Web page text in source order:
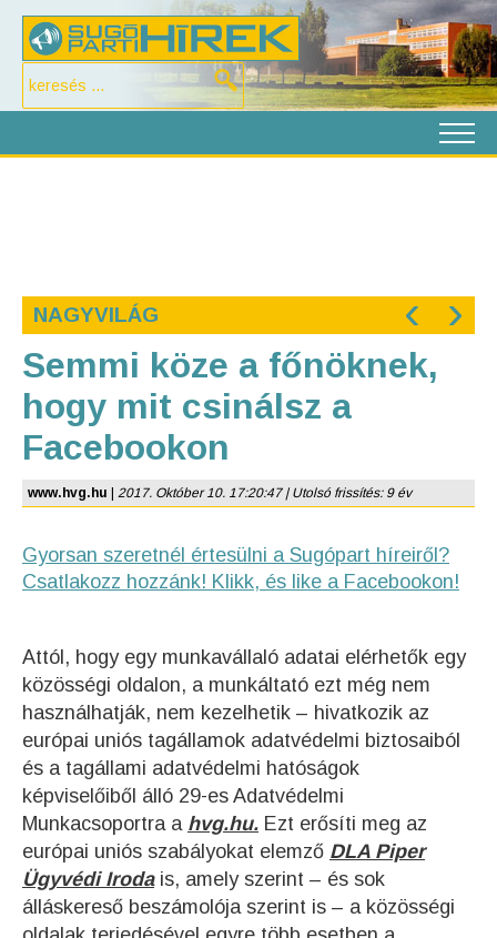
NAGYVILÁG ‹ ›
Semmi köze a főnöknek,
hogy mit csinálsz a
Facebookon
www.hvg.hu 2017. Október 10. 17:20:47 | Utolsó frissítés: 9 év
Gyorsan szeretnél értesülni a Sugópart híreiről?
Csatlakozz hozzánk! Klikk, és like a Facebookon!
Attól, hogy egy munkavállaló adatai elérhetők egy
közösségi oldalon, a munkáltató ezt még nem
használhatják, nem kezelhetik – hivatkozik az
európai uniós tagállamok adatvédelmi biztosaiból
és a tagállami adatvédelmi hatóságok
képviselőiből álló 29-es Adatvédelmi
Munkacsoportra a hvg.hu. Ezt erősíti meg az
európai uniós szabályokat elemző DLA Piper
Ügyvédi Irodais, amely szerint – és sok
álláskereső beszámolója szerint is – a közösségi